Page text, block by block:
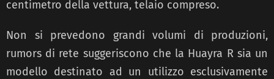
centimetro della vettura, telaio compreso.
Non si prevedono grandi volumi di produzioni,
rumors di rete suggeriscono che la Huayra R sia un
modello destinato ad un utilizzo esclusivamente